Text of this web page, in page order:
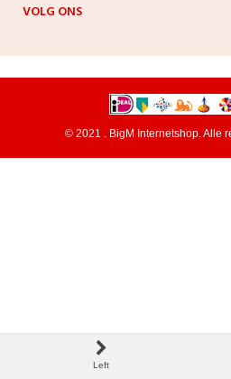
VOLG ONS
© 2021 . BigM Internetshop. Alle
Left